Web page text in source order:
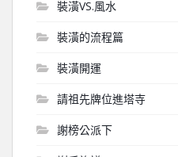
裝潢VS.風水
裝潢的流程篇
裝潢開運
請祖先牌位進塔寺
謝榜公派下